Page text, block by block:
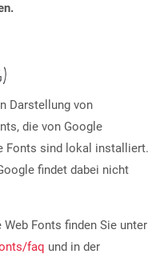
Darstellung von
die von Google
Fonts sind lokal installiert.
findet dabei nicht
Fonts finden Sie unter
faq und in der